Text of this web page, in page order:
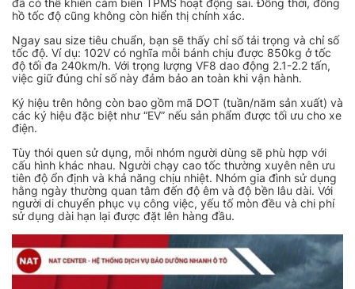
hồ tốc độ cũng không còn hiển thị chính xác.
Ngay sau size tiêu chuẩn, bạn sẽ thấy chỉ số tải trọng và chỉ số
tốc độ. Ví dụ: 102V có nghĩa mỗi bánh chịu được 850kg ở tốc
độ tối đa 240km/h. Với trọng lượng VF8 dao động 2.1-2.2 tấn,
việc giữ đúng chỉ số này đảm bảo an toàn khi vận hành.
Ký hiệu trên hông còn bao gồm mã DOT (tuần/năm sản xuất) và
các ký hiệu đặc biệt như “EV” nếu sản phẩm được tối ưu cho xe
điện.
Tùy thói quen sử dụng, mỗi nhóm người dùng sẽ phù hợp với
cấu hình khác nhau. Người chạy cao tốc thường xuyên nên ưu
tiên độ ổn định và khả năng chịu nhiệt. Nhóm gia đình sử dụng
hằng ngày thường quan tâm đến độ êm và độ bền lâu dài. Với
người di chuyển phục vụ công việc, yếu tố mòn đều và chi phí
sử dụng dài hạn lại được đặt lên hàng đầu.